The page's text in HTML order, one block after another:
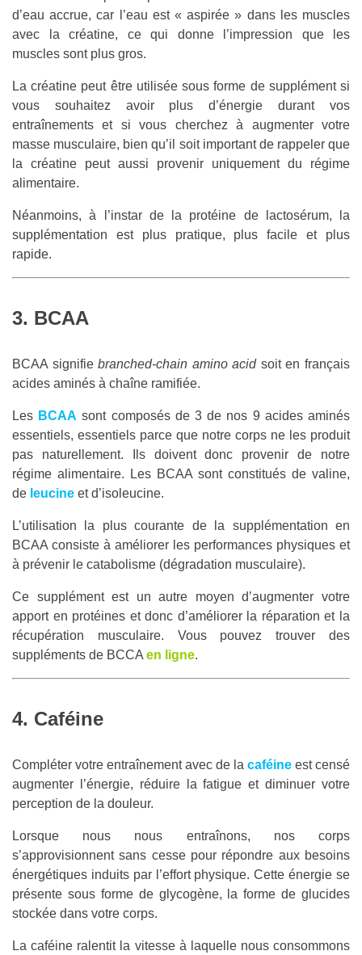
d’eau accrue, car l’eau est « aspirée » dans les muscles
avec la créatine, ce qui donne l’impression que les
muscles sont plus gros.
La créatine peut être utilisée sous forme de supplément si
vous souhaitez avoir plus d’énergie durant vos
entraînements et si vous cherchez à augmenter votre
masse musculaire, bien qu’il soit important de rappeler que
la créatine peut aussi provenir uniquement du régime
alimentaire.
Néanmoins, à l’instar de la protéine de lactosérum, la
supplémentation est plus pratique, plus facile et plus
rapide.
3. BCAA
BCAA signifiebranched-chain amino acidsoit en français
acides aminés à chaîne ramifiée.
Les BCAA sont composés de 3 de nos 9 acides aminés
essentiels, essentiels parce que notre corps ne les produit
pas naturellement. Ils doivent donc provenir de notre
régime alimentaire. Les BCAA sont constitués de valine,
de leucine et d’isoleucine.
L’utilisation la plus courante de la supplémentation en
BCAA consiste à améliorer les performances physiques et
à prévenir le catabolisme (dégradation musculaire).
Ce supplément est un autre moyen d’augmenter votre
apport en protéines et donc d’améliorer la réparation et la
récupération musculaire. Vous pouvez trouver des
suppléments de BCCA en ligne.
4. Caféine
Compléter votre entraînement avec de la caféine est censé
augmenter l’énergie, réduire la fatigue et diminuer votre
perception de la douleur.
Lorsque nous nous entraînons, nos corps
s’approvisionnent sans cesse pour répondre aux besoins
énergétiques induits par l’effort physique. Cette énergie se
présente sous forme de glycogène, la forme de glucides
stockée dans votre corps.
La caféine ralentit la vitesse à laquelle nous consommons